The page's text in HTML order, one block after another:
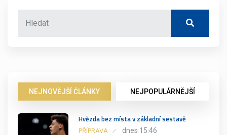
NEJNOVĚJŠÍ ČLÁNKY NEJPOPULÁRNĚJŠÍ
Hvězda bez místa v základní sestavě
PŘÍPRAVA dnes 15:46